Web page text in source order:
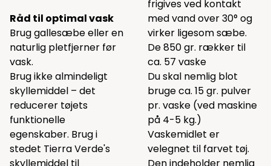
Råd til optimal vask
Brug gallesæbe eller en
naturlig pletfjerner før
vask.
Brug ikke almindeligt
skyllemiddel – det
reducerer tøjets
funktionelle
egenskaber. Brug i
stedet Tierra Verde's
skyllemiddel til
frigives ved kontakt
med vand over 30° og
virker ligesom sæbe.
De 850 gr. rækker til
ca. 57 vaske
Du skal nemlig blot
bruge ca. 15 gr. pulver
pr. vaske (ved maskine
på 4-5 kg.)
Vaskemidlet er
velegnet til farvet tøj.
Den indeholder nemlig